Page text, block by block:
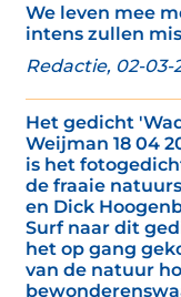
We leven mee
intens zullen
Redactie, 02-03-
Het gedicht
Weijman 18 04
is het
de fraaie
en Dick
Surf naar dit
het op gang
van de natuur